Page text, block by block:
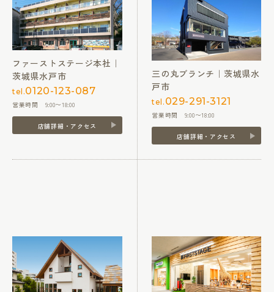
ファーストステージ本社｜
茨城県水戸市
tel.0120-123-087
営業時間 9:00〜18:00
店舗詳細・アクセス
三の丸ブランチ｜茨城県水
戸市
tel. 029-291-3121
営業時間 9:00〜18:00
店舗詳細・アクセス